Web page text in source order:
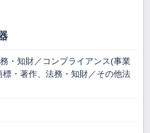
・知財／コンプライアンス(事業
・著作、法務・知財／その他法